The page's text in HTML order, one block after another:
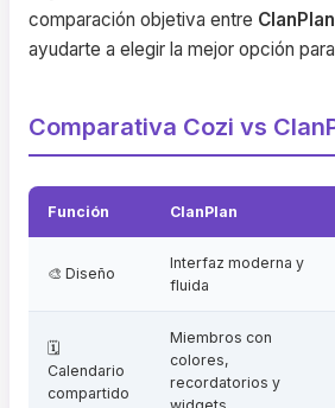
comparación objetiva entre ClanPlan
ayudarte a elegir la mejor opción
Comparativa Cozi vs
Función ClanPlan
🎨 Diseño
Interfaz moderna y
fluida
🗓️
Calendario
compartido
Miembros con
colores,
recordatorios y